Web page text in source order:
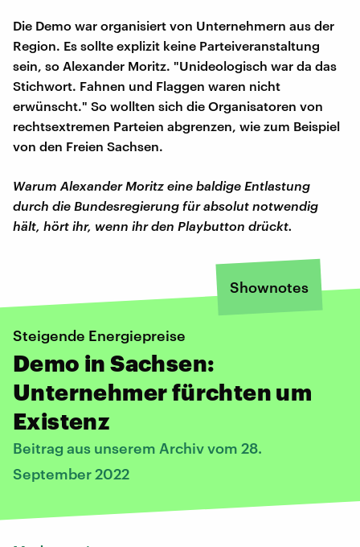
Die Demo war organisiert von Unternehmern aus der
Region. Es sollte explizit keine Parteiveranstaltung
sein, so Alexander Moritz. "Unideologisch war da das
Stichwort. Fahnen und Flaggen waren nicht
erwünscht." So wollten sich die Organisatoren von
rechtsextremen Parteien abgrenzen, wie zum Beispiel
von den Freien Sachsen.
Warum Alexander Moritz eine baldige Entlastung
durch die Bundesregierung für absolut notwendig
hält, hört ihr, wenn ihr den Playbutton drückt.
Shownotes
Steigende Energiepreise
Demo in Sachsen:
Unternehmer fürchten um
Existenz
Beitrag aus unserem Archiv vom 28.
September 2022